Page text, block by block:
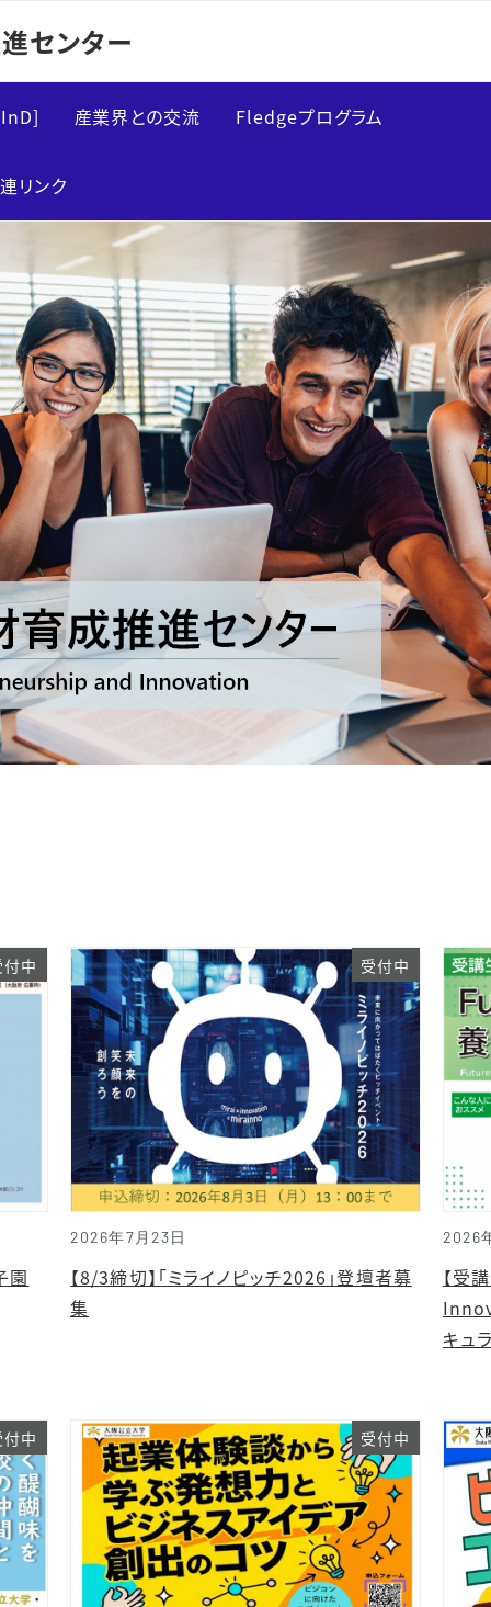
センター
産業界との交流
インタラクティブマッチ
交流イベント
Fledgeプログラム
講義案内
実績
リンク
付中
園
2026年7月23日
受付中
【8/3締切】「ミライノピッチ2026」登壇者募
集
2026
【受
キュ
付中 受付中